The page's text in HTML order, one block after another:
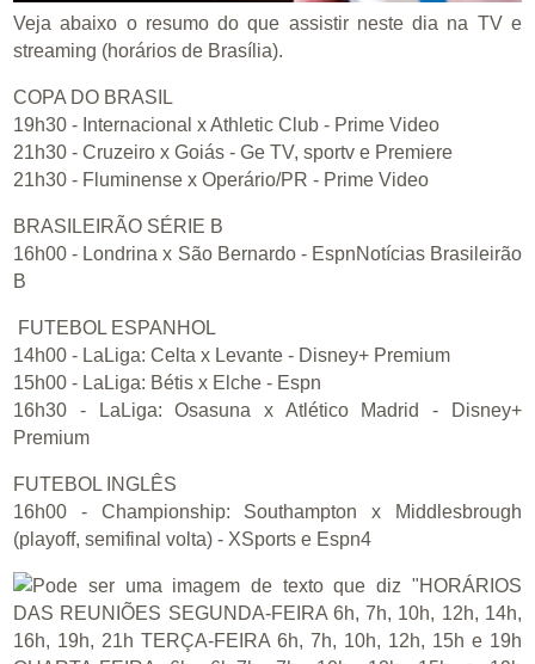
Veja abaixo o resumo do que assistir neste dia na TV e
streaming (horários de Brasília).
COPA DO BRASIL
19h30 - Internacional x Athletic Club - Prime Video
21h30 - Cruzeiro x Goiás - Ge TV, sportv e Premiere
21h30 - Fluminense x Operário/PR - Prime Video
BRASILEIRÃO SÉRIE B
16h00 - Londrina x São Bernardo - EspnNotícias Brasileirão
B
FUTEBOL ESPANHOL
14h00 - LaLiga: Celta x Levante - Disney+ Premium
15h00 - LaLiga: Bétis x Elche - Espn
16h30 - LaLiga: Osasuna x Atlético Madrid - Disney+
Premium
FUTEBOL INGLÊS
16h00 - Championship: Southampton x Middlesbrough
(playoff, semifinal volta) - XSports e Espn4